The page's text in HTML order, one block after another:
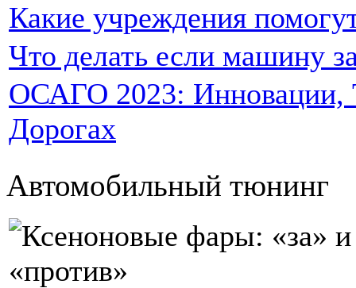
Какие учреждения
Что делать если машину
ОСАГО 2023: Инновации,
Дорогах
Автомобильный тюнинг